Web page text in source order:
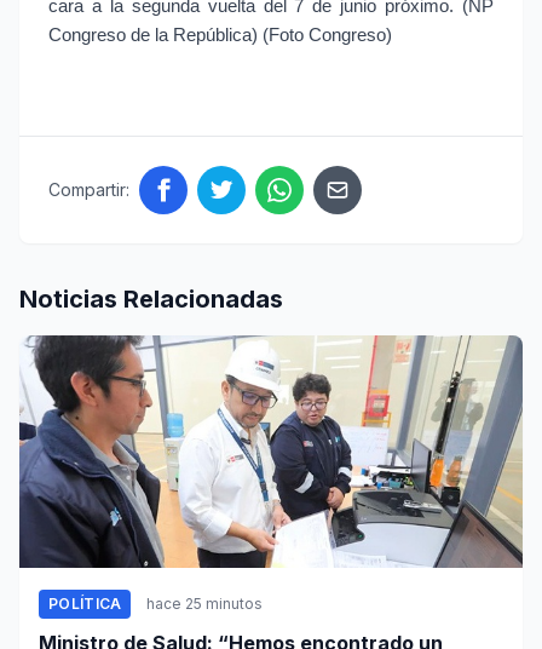
cara a la segunda vuelta del 7 de junio próximo. (NP
Congreso de la República) (Foto Congreso)
Compartir:
Noticias Relacionadas
POLÍTICA hace 25 minutos
Ministro de Salud: “Hemos encontrado un